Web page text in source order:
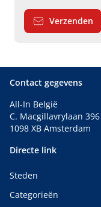
Verzenden
Contact gegevens
All-In België
C. Macgillavrylaan 396
1098 XB Amsterdam
Directe link
Steden
Categorieën